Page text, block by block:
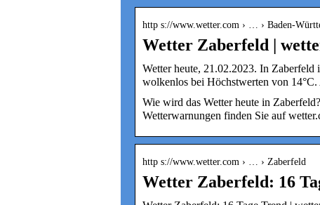
http s://www.wetter.com › … › Baden-
Wetter Zaberfeld |
Wetter heute, 21.02.2023. In Zaberfeld
wolkenlos bei Höchstwerten von
Wie wird das Wetter heute in
Wetterwarnungen finden Sie auf
http s://www.wetter.com › … › Zaberfeld
Wetter Zaberfeld: 16